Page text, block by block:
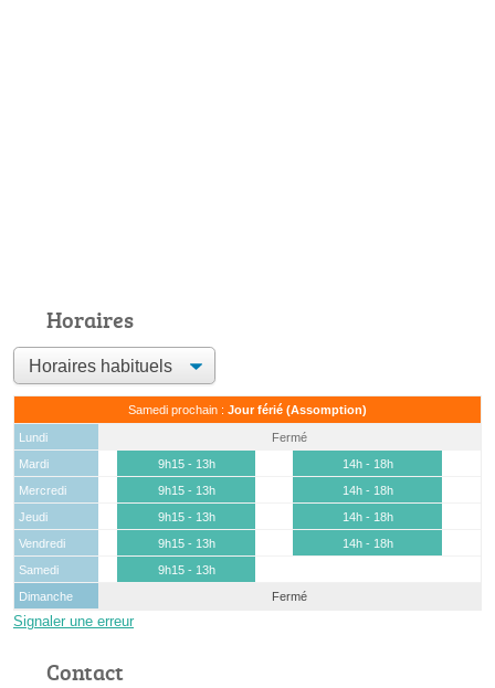
Horaires
Samedi prochain : Jour férié (Assomption)
Lundi
Fermé
Mardi
9h15 - 13h
14h - 18h
Mercredi
9h15 - 13h
14h - 18h
Jeudi
9h15 - 13h
14h - 18h
Vendredi
9h15 - 13h
14h - 18h
Samedi
9h15 - 13h
Dimanche
Fermé
Signaler une erreur
Contact